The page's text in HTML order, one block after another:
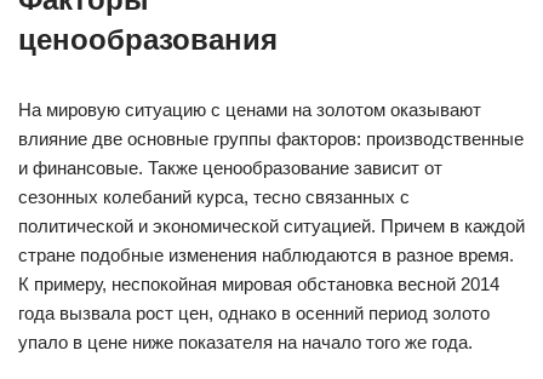
ценообразования
На мировую ситуацию с ценами на золотом оказывают
влияние две основные группы факторов: производственные
и финансовые. Также ценообразование зависит от
сезонных колебаний курса, тесно связанных с
политической и экономической ситуацией. Причем в каждой
стране подобные изменения наблюдаются в разное время.
К примеру, неспокойная мировая обстановка весной 2014
года вызвала рост цен, однако в осенний период золото
упало в цене ниже показателя на начало того же года.